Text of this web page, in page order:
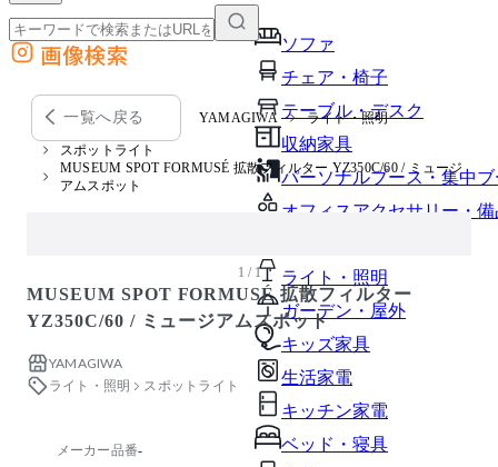
ソファ
チェア・椅子
テーブル・デスク
収納家具
パーソナルブース・集中
オフィスアクセサリー・備
ライト・照明
ガーデン・屋外
キッズ家具
生活家電
キッチン家電
ベッド・寝具
外部サイトの商品をカートに追加
他のサイトで見つけた商品ページのURLを貼り付けて、カートに追加できます
画像検索
一覧へ戻る YAMAGIWA ライト・照明
スポットライト
MUSEUM SPOT FORMUSÉ 拡散フィルター YZ350C/60 / ミュージ
アムスポット
1 / 1
MUSEUM SPOT FORMUSÉ 拡散フィルター
YZ350C/60 / ミュージアムスポット
YAMAGIWA
ライト・照明
スポットライト
メーカー品番-